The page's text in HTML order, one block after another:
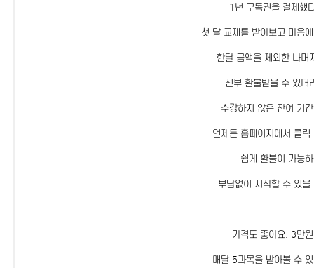
1년 구독권을 결제했
첫 달 교재를 받아보고 마음
한달 금액을 제외한 나머
전부 환불받을 수 있더
수강하지 않은 잔여 기
언제든 홈페이지에서 클릭
쉽게 환불이 가능
부담없이 시작할 수 있을
가격도 좋아요. 3만
매달 5과목을 받아볼 수